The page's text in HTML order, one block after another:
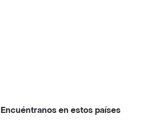
Encuéntranos en estos países